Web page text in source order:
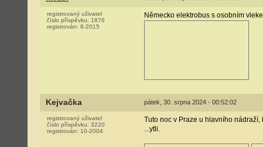
registrovaný uživatel
číslo příspěvku: 1876
registrován: 8-2015
Německo elektrobus s osobním
Kejvačka pátek, 30. srpna 2024 - 00:52:02
registrovaný uživatel
číslo příspěvku: 3220
registrován: 10-2004
Tuto noc v Praze u hlavního nádraží,
...ytli.